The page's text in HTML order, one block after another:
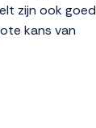
zijn ook goed
kans van